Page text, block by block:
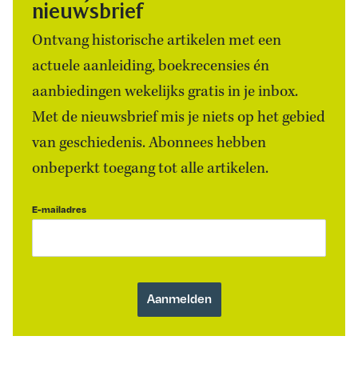
nieuwsbrief
Ontvang historische artikelen met een
actuele aanleiding, boekrecensies én
aanbiedingen wekelijks gratis in je inbox.
Met de nieuwsbrief mis je niets op het gebied
van geschiedenis. Abonnees hebben
onbeperkt toegang tot alle artikelen.
E-mailadres